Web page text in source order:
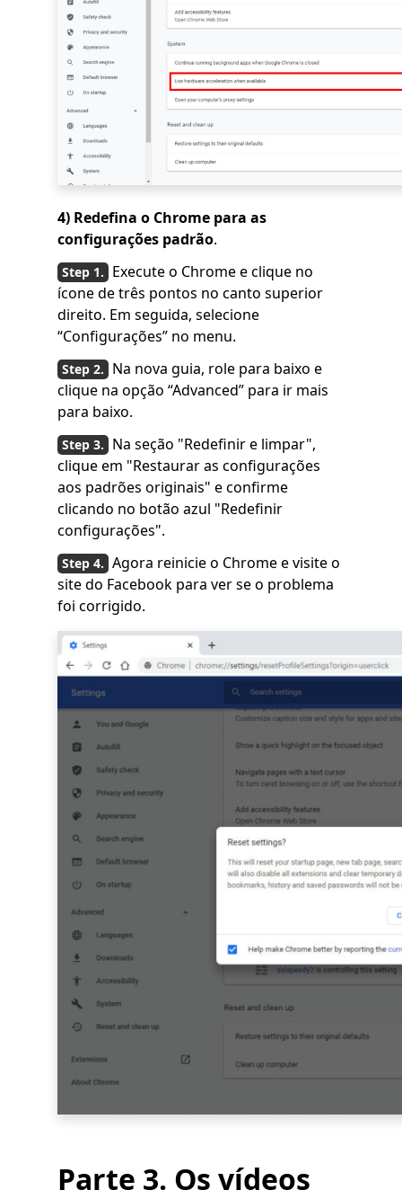
4) Redefina o Chrome para as
configurações padrão.
Execute o Chrome e clique no
ícone de três pontos no canto superior
direito. Em seguida, selecione
“Configurações” no menu.
Na nova guia, role para baixo e
clique na opção “Advanced” para ir mais
para baixo.
Na seção "Redefinir e limpar",
clique em "Restaurar as configurações
aos padrões originais" e confirme
clicando no botão azul "Redefinir
configurações".
Agora reinicie o Chrome e visite o
site do Facebook para ver se o problema
foi corrigido.
Parte 3. Os vídeos